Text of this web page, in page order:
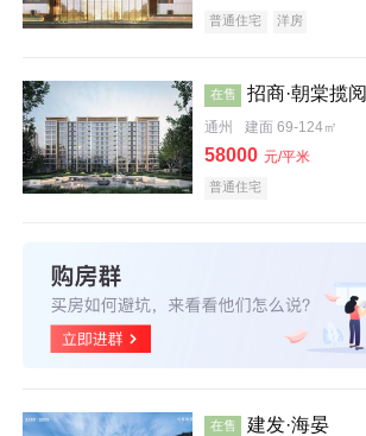
普通住宅 洋房
在售 招商·朝棠揽阅
通州 建面 69-124㎡
58000 元/平米
普通住宅
在售 建发·海晏